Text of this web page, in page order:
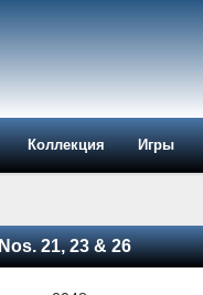
Коллекция Игры
21, 23 & 26